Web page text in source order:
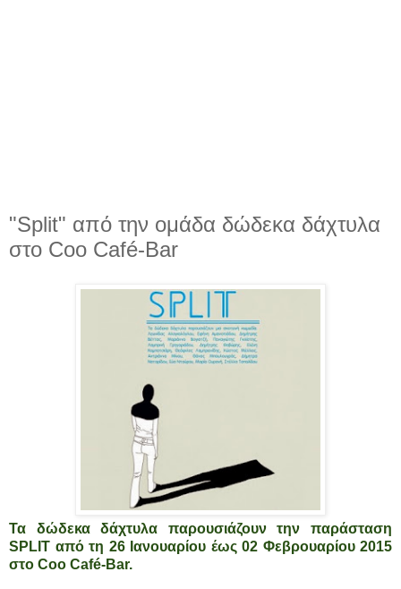
"Split" από την ομάδα δώδεκα δάχτυλα
στο Coo Café-Bar
Τα δώδεκα δάχτυλα παρουσιάζουν την παράσταση
SPLIT από τη 26 Ιανουαρίου έως 02 Φεβρουαρίου 2015
στο Coo Café-Bar.